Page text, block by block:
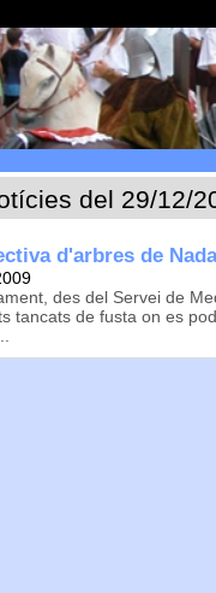
del 29/12/
d'arbres de
des del Servei de
tancats de fusta on es